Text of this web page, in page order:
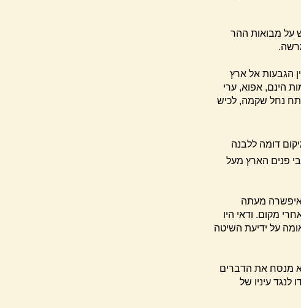
על מבואות ההר
הגבעות אל ארץ
הינם, אפוא, ערי
נחל שקמה, לכיש
דומה ללבנה
פנים הארץ מעל
איפשרה מעתה
מקום. ודאי היו
על ידיעת השיטה
מנסח את הדברים
לנגד עיניו של